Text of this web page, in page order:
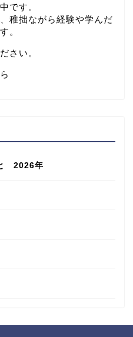
です。
稚拙ながら経験や学んだ
。
さい。
2026年